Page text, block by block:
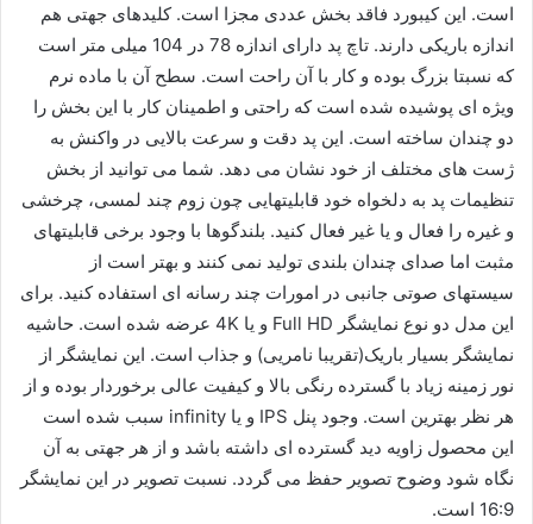
است. این کیبورد فاقد بخش عددی مجزا است. کلیدهای جهتی هم
اندازه باریکی دارند. تاچ پد دارای اندازه 78 در 104 میلی متر است
که نسبتا بزرگ بوده و کار با آن راحت است. سطح آن با ماده نرم
ویژه ای پوشیده شده است که راحتی و اطمینان کار با این بخش را
دو چندان ساخته است. این پد دقت و سرعت بالایی در واکنش به
ژست های مختلف از خود نشان می دهد. شما می توانید از بخش
تنظیمات پد به دلخواه خود قابلیتهایی چون زوم چند لمسی، چرخشی
و غیره را فعال و یا غیر فعال کنید. بلندگوها با وجود برخی قابلیتهای
مثبت اما صدای چندان بلندی تولید نمی کنند و بهتر است از
سیستهای صوتی جانبی در امورات چند رسانه ای استفاده کنید. برای
این مدل دو نوع نمایشگر Full HD و یا 4K عرضه شده است. حاشیه
نمایشگر بسیار باریک(تقریبا نامریی) و جذاب است. این نمایشگر از
نور زمینه زیاد با گسترده رنگی بالا و کیفیت عالی برخوردار بوده و از
هر نظر بهترین است. وجود پنل IPS و یا infinity سبب شده است
این محصول زاویه دید گسترده ای داشته باشد و از هر جهتی به آن
نگاه شود وضوح تصویر حفظ می گردد. نسبت تصویر در این نمایشگر
16:9 است.